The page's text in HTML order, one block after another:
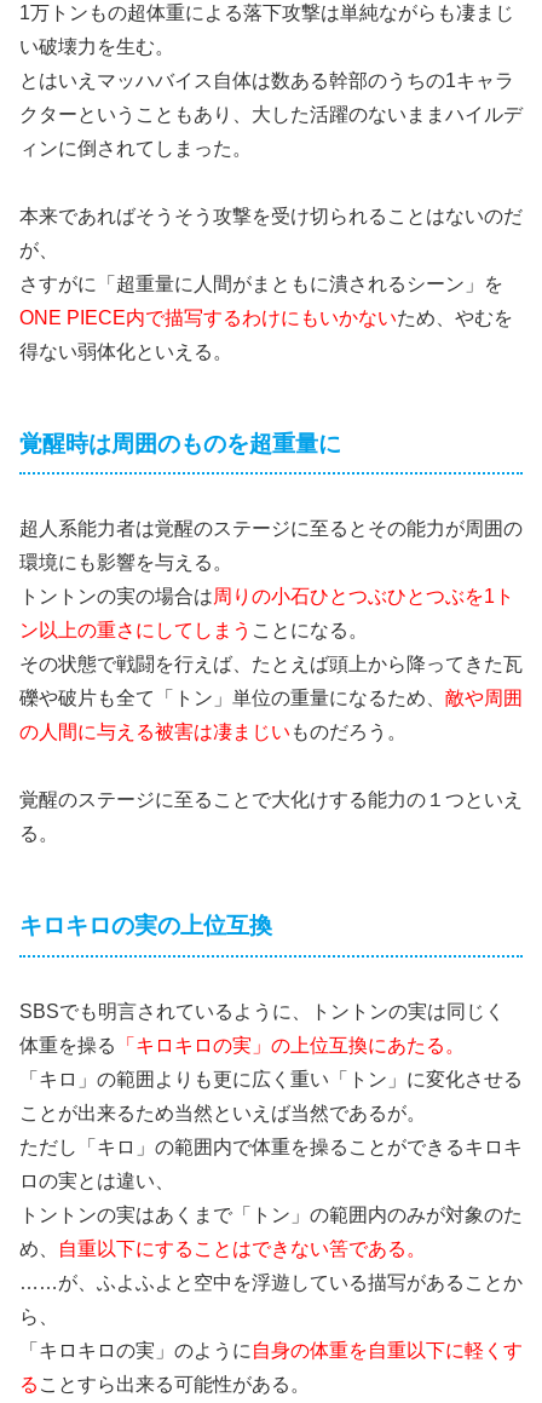
1万トンもの超体重による落下攻撃は単純ながらも凄まじ
い破壊力を生む。
とはいえマッハバイス自体は数ある幹部のうちの1キャラ
クターということもあり、大した活躍のないままハイルデ
ィンに倒されてしまった。
本来であればそうそう攻撃を受け切られることはないのだ
が、
さすがに「超重量に人間がまともに潰されるシーン」を
ONE PIECE内で描写するわけにもいかないため、やむを
得ない弱体化といえる。
覚醒時は周囲のものを超重量に
超人系能力者は覚醒のステージに至るとその能力が周囲の
環境にも影響を与える。
トントンの実の場合は周りの小石ひとつぶひとつぶを1ト
ン以上の重さにしてしまう ことになる。
その状態で戦闘を行えば、たとえば頭上から降ってきた瓦
礫や破片も全て「トン」単位の重量になるため、 敵や周囲
の人間に与える被害は凄まじい ものだろう。
覚醒のステージに至ることで大化けする能力の１つといえ
る。
キロキロの実の上位互換
SBSでも明言されているように、トントンの実は同じく
体重を操る
「キロキロの実」の上位互換にあたる。
「キロ」の範囲よりも更に広く重い「トン」に変化させる
ことが出来るため当然といえば当然であるが。
ただし「キロ」の範囲内で体重を操ることができるキロキ
ロの実とは違い、
トントンの実はあくまで「トン」の範囲内のみが対象のた
め、
自重以下にすることはできない筈である。
……が、ふよふよと空中を浮遊している描写があることか
ら、
「キロキロの実」のように 自身の体重を自重以下に軽くす
る ことすら出来る可能性がある。